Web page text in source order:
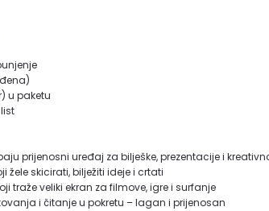
u paketu
prijenosni uređaj za bilješke, prezentacije i
žele skicirati, bilježiti ideje i crtati
traže veliki ekran za filmove, igre i surfanje
i čitanje u pokretu – lagan i prijenosan